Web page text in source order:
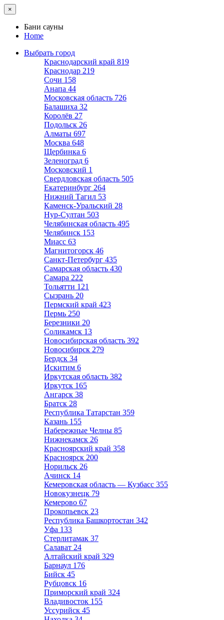
×
Бани сауны
Home
Выбрать город
Краснодарский край 819
Краснодар 219
Сочи 158
Анапа 44
Московская область 726
Балашиха 32
Королёв 27
Подольск 26
Алматы 697
Москва 648
Щербинка 6
Зеленоград 6
Московский 1
Свердловская область 505
Екатеринбург 264
Нижний Тагил 53
Каменск-Уральский 28
Нур-Султан 503
Челябинская область 495
Челябинск 153
Миасс 63
Магнитогорск 46
Санкт-Петербург 435
Самарская область 430
Самара 222
Тольятти 121
Сызрань 20
Пермский край 423
Пермь 250
Березники 20
Соликамск 13
Новосибирская область 392
Новосибирск 279
Бердск 34
Искитим 6
Иркутская область 382
Иркутск 165
Ангарск 38
Братск 28
Республика Татарстан 359
Казань 155
Набережные Челны 85
Нижнекамск 26
Красноярский край 358
Красноярск 200
Норильск 26
Ачинск 14
Кемеровская область — Кузбасс 355
Новокузнецк 79
Кемерово 67
Прокопьевск 23
Республика Башкортостан 342
Уфа 133
Стерлитамак 37
Салават 24
Алтайский край 329
Барнаул 176
Бийск 45
Рубцовск 16
Приморский край 324
Владивосток 155
Уссурийск 45